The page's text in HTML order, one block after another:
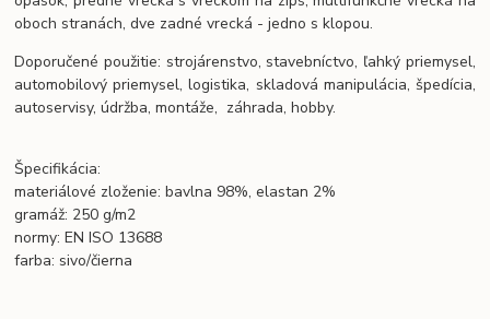
oboch stranách, dve zadné vrecká - jedno s klopou.
Doporučené použitie: strojárenstvo, stavebníctvo, ľahký priemysel,
automobilový priemysel, logistika, skladová manipulácia, špedícia,
autoservisy, údržba, montáže, záhrada, hobby.
Špecifikácia:
materiálové zloženie: bavlna 98%, elastan 2%
gramáž: 250 g/m2
normy: EN ISO 13688
farba: sivo/čierna